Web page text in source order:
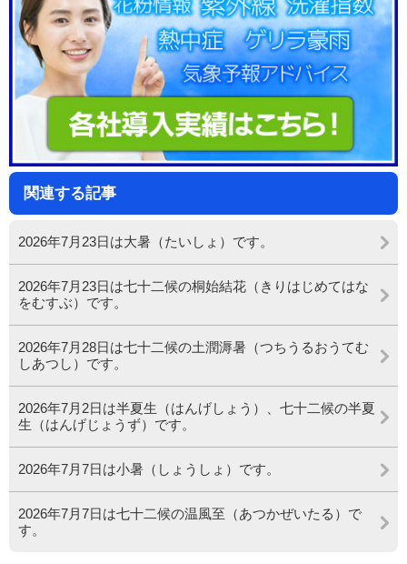
関連する記事
2026年7月23日は大暑（たいしょ）です。
2026年7月23日は七十二候の桐始結花（きりはじめてはな
をむすぶ）です。
2026年7月28日は七十二候の土潤溽暑（つちうるおうてむ
しあつし）です。
2026年7月2日は半夏生（はんげしょう）、七十二候の半夏
生（はんげじょうず）です。
2026年7月7日は小暑（しょうしょ）です。
2026年7月7日は七十二候の温風至（あつかぜいたる）で
す。